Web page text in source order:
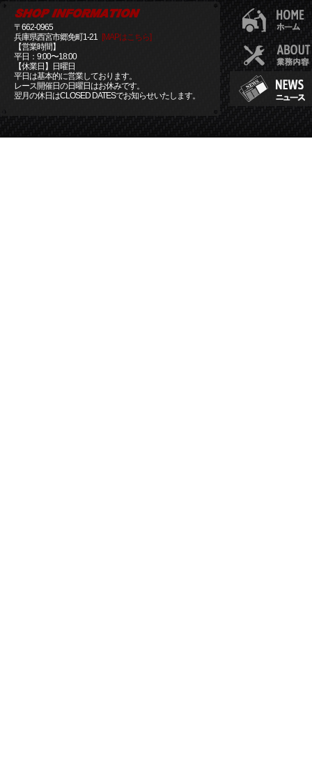
〒662-0965
兵庫県西宮市郷免町1-21 [MAPはこちら]
【営業時間】
平日：9:00〜18:00
【休業日】日曜日
平日は基本的に営業しております。
レース開催日の日曜日はお休みです。
翌月の休日はCLOSED DATESでお知らせいたします。